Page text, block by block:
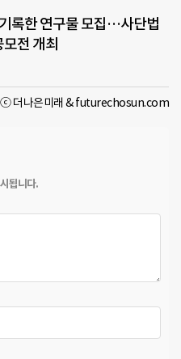
록한 연구물 모집…사단법
전 개최
더나은미래 & futurechosun.com